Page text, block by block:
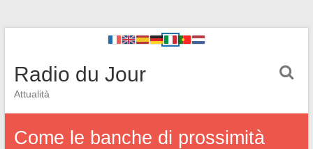
Radio du Jour
Attualità
Come le banche di prossimità